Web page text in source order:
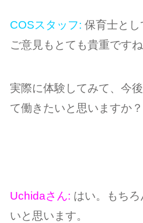
COSスタッフ: 保育士と
ご意見もとても貴重ですね
実際に体験してみて、今
て働きたいと思いますか？
Uchidaさん: はい。もち
いと思います。